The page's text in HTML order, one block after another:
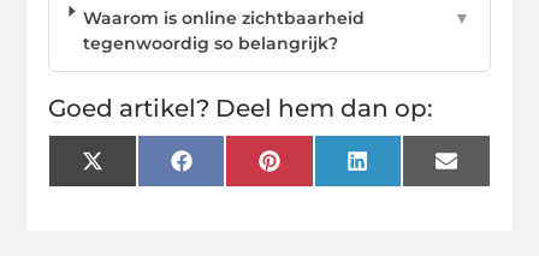
Waarom is online zichtbaarheid
tegenwoordig so belangrijk?
▼
Goed artikel? Deel hem dan op:
X
(Twitter)
FacebookPinterest LinkedIn Email